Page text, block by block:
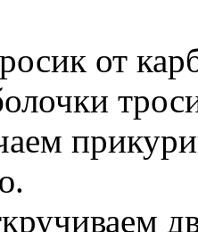
от